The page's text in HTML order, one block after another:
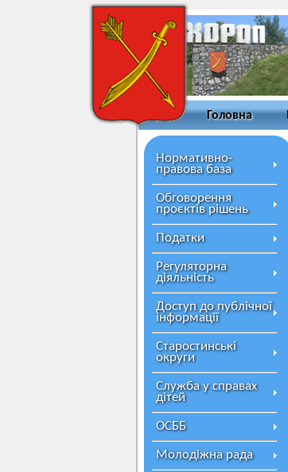
Головна
Нормативно-
правова база
Обговорення
проєктів рішень
Податки
Регуляторна
діяльність
Доступ до публічної
інформації
Старостинські
округи
Служба у справах
дітей
ОСББ
Молодіжна рада